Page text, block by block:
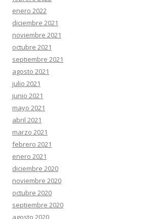
enero 2022
diciembre 2021
noviembre 2021
octubre 2021
septiembre 2021
agosto 2021
julio 2021
junio 2021
mayo 2021
abril 2021
marzo 2021
febrero 2021
enero 2021
diciembre 2020
noviembre 2020
octubre 2020
septiembre 2020
agosto 2020